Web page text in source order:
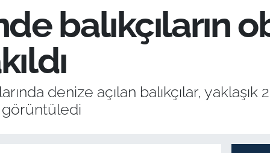
balıkçıların
denize açılan balıkçılar,
görüntüledi